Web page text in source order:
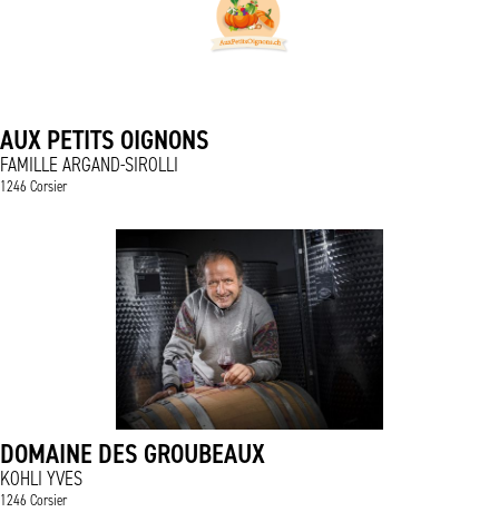
AUX PETITS OIGNONS
FAMILLE ARGAND-SIROLLI
1246 Corsier
DOMAINE DES GROUBEAUX
KOHLI YVES
1246 Corsier